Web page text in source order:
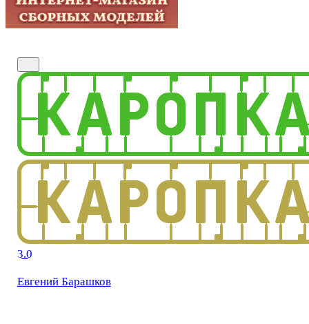
3.0
Евгений Барашков